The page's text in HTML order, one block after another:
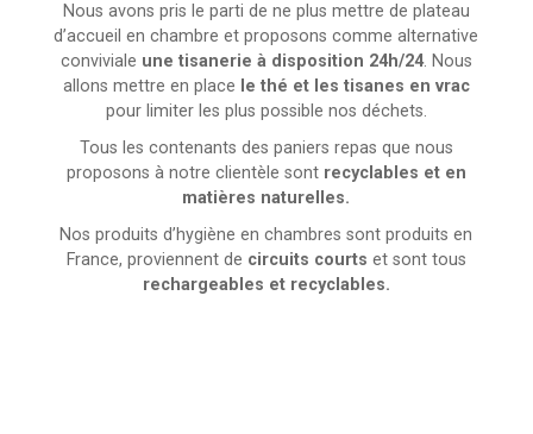
Nous avons pris le parti de ne plus mettre de plateau
d’accueil en chambre et proposons comme alternative
conviviale une tisanerie à disposition 24h/24. Nous
allons mettre en place le thé et les tisanes en vrac
pour limiter les plus possible nos déchets.
Tous les contenants des paniers repas que nous
proposons à notre clientèle sont recyclables et en
matières naturelles.
Nos produits d’hygiène en chambres sont produits en
France, proviennent de circuits courts et sont tous
rechargeables et recyclables.